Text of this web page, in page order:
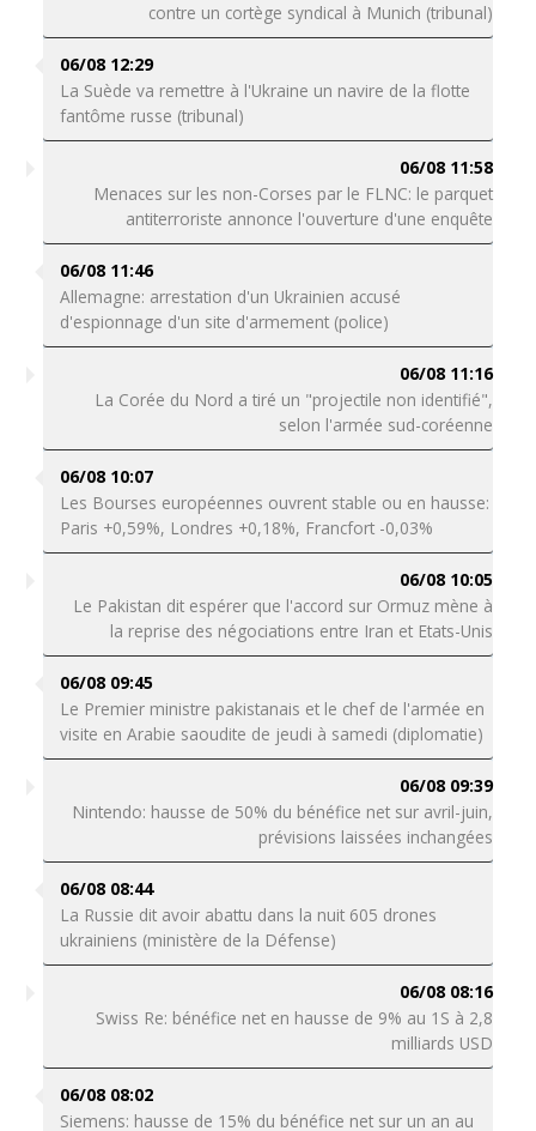
contre un cortège syndical à Munich (tribunal)
06/08 12:29
La Suède va remettre à l'Ukraine un navire de la flotte
fantôme russe (tribunal)
06/08 11:58
Menaces sur les non-Corses par le FLNC: le parquet
antiterroriste annonce l'ouverture d'une enquête
06/08 11:46
Allemagne: arrestation d'un Ukrainien accusé
d'espionnage d'un site d'armement (police)
06/08 11:16
La Corée du Nord a tiré un "projectile non identifié",
selon l'armée sud-coréenne
06/08 10:07
Les Bourses européennes ouvrent stable ou en hausse:
Paris +0,59%, Londres +0,18%, Francfort -0,03%
06/08 10:05
Le Pakistan dit espérer que l'accord sur Ormuz mène à
la reprise des négociations entre Iran et Etats-Unis
06/08 09:45
Le Premier ministre pakistanais et le chef de l'armée en
visite en Arabie saoudite de jeudi à samedi (diplomatie)
06/08 09:39
Nintendo: hausse de 50% du bénéfice net sur avril-juin,
prévisions laissées inchangées
06/08 08:44
La Russie dit avoir abattu dans la nuit 605 drones
ukrainiens (ministère de la Défense)
06/08 08:16
Swiss Re: bénéfice net en hausse de 9% au 1S à 2,8
milliards USD
06/08 08:02
Siemens: hausse de 15% du bénéfice net sur un an au